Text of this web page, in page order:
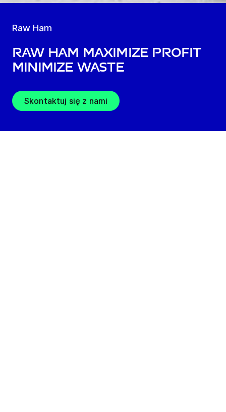
Raw Ham
Raw ham maximize profit
minimize waste
Skontaktuj się z nami